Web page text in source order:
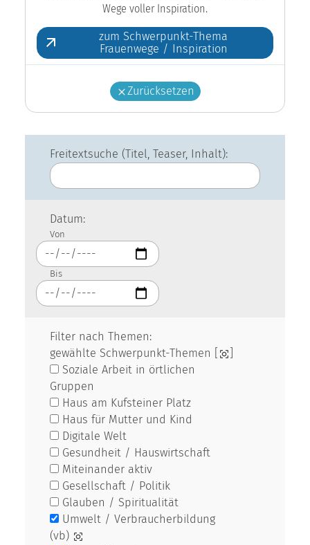
Wege voller Inspiration.
zum Schwerpunkt-Thema
Frauenwege / Inspiration
Zurücksetzen
Freitextsuche (Titel, Teaser, Inhalt):
Datum:
Von
Bis
Filter nach Themen:
gewählte Schwerpunkt-Themen [
Soziale Arbeit in örtlichen
Gruppen
Haus am Kufsteiner Platz
Haus für Mutter und Kind
Digitale Welt
Gesundheit / Hauswirtschaft
Miteinander aktiv
Gesellschaft / Politik
Glauben / Spiritualität
Umwelt / Verbraucherbildung
(vb)